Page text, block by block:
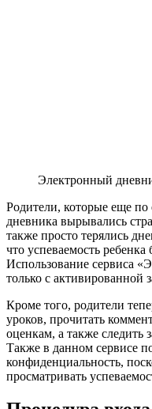
Электронный
Родители, которые еще по
дневника вырывались
также просто терялись
что успеваемость ребенка
Использование сервиса
только с активированной
Кроме того, родители
уроков, прочитать
оценкам, а также следить
Также в данном сервисе
конфиденциальность,
просматривать